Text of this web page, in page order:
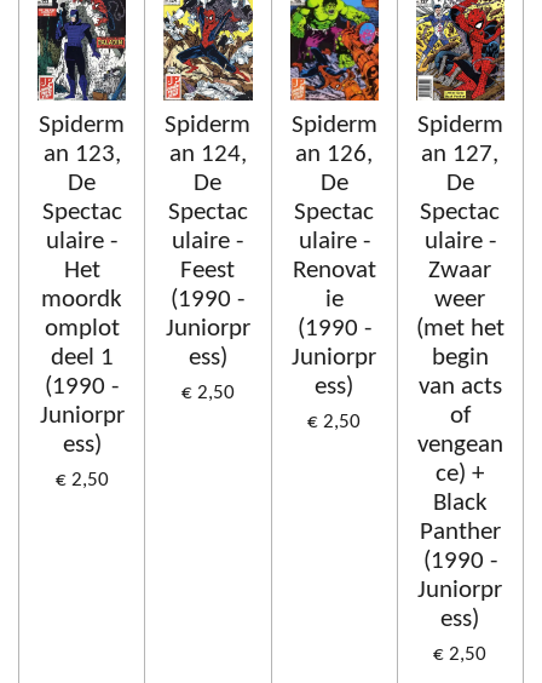
Spiderm
an 123,
De
Spectac
ulaire -
Het
moordk
omplot
deel 1
(1990 -
Juniorpr
ess)
€ 2,50
Spiderm
an 124,
De
Spectac
ulaire -
Feest
(1990 -
Juniorpr
ess)
€ 2,50
Spiderm
an 126,
De
Spectac
ulaire -
Renovat
ie
(1990 -
Juniorpr
ess)
€ 2,50
Spiderm
an 127,
De
Spectac
ulaire -
Zwaar
weer
(met het
begin
van acts
of
vengean
ce) +
Black
Panther
(1990 -
Juniorpr
ess)
€ 2,50